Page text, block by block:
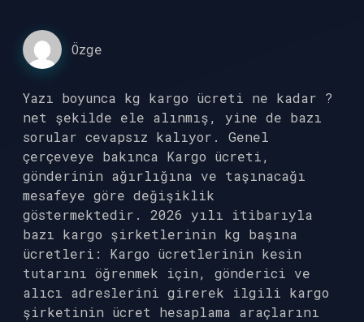
Özge
Yazı boyunca kg kargo ücreti ne kadar ?
net şekilde ele alınmış, yine de bazı
sorular cevapsız kalıyor. Genel
çerçeveye bakınca Kargo ücreti,
gönderinin ağırlığına ve taşınacağı
mesafeye göre değişiklik
göstermektedir. 2026 yılı itibarıyla
bazı kargo şirketlerinin kg başına
ücretleri: Kargo ücretlerinin kesin
tutarını öğrenmek için, gönderici ve
alıcı adreslerini girerek ilgili kargo
şirketinin ücret hesaplama araçlarını